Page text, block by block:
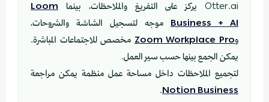
Otter.ai يركز على التفريغ والملاحظات، بينما
Loom
Business + AI موجه لتسجيل الشاشة والشروحات،
وZoom Workplace Proمخصص للاجتماعات المباشرة.
يمكن الجمع بينها حسب سير العمل.
لتجميع الملاحظات داخل مساحة عمل منظمة يمكن مراجعة
Notion Business
.